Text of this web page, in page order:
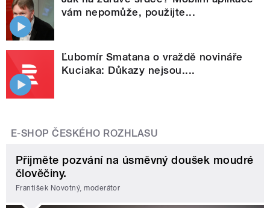
vám nepomůže, použijte...
Ľubomír Smatana o vraždě novináře
Kuciaka: Důkazy nejsou....
E-SHOP ČESKÉHO ROZHLASU
Přijměte pozvání na úsměvný doušek moudré
člověčiny.
František Novotný, moderátor